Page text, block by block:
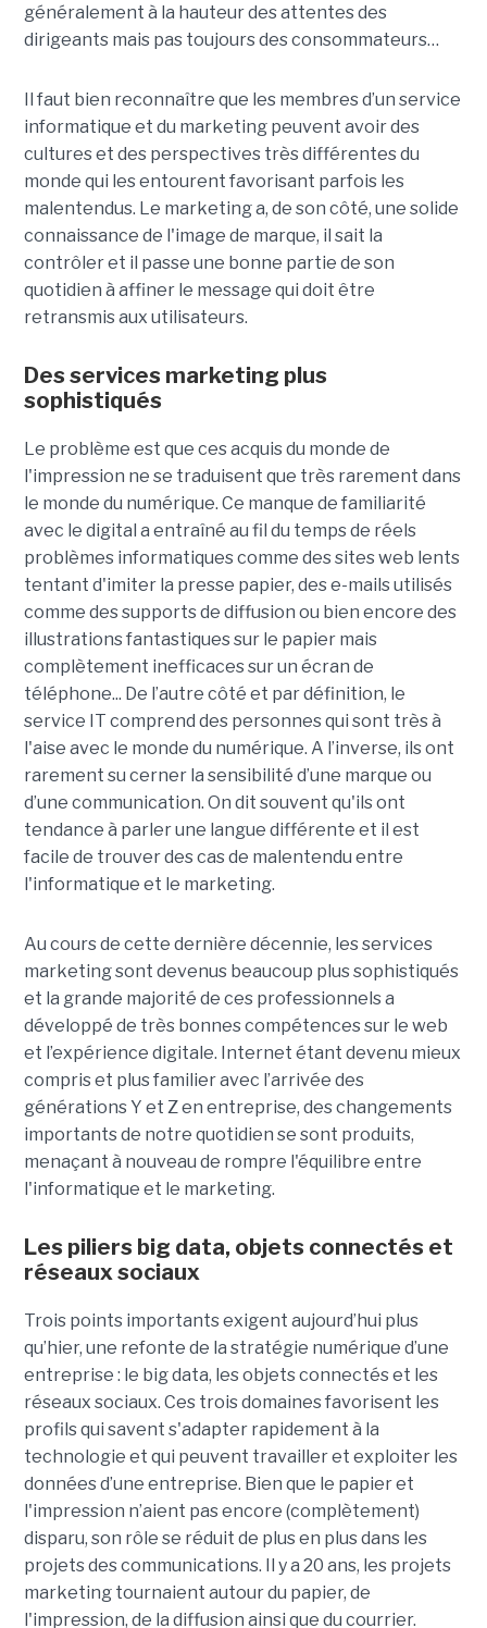
généralement à la hauteur des attentes des
dirigeants mais pas toujours des consommateurs…
Il faut bien reconnaître que les membres d’un service
informatique et du marketing peuvent avoir des
cultures et des perspectives très différentes du
monde qui les entourent favorisant parfois les
malentendus. Le marketing a, de son côté, une solide
connaissance de l'image de marque, il sait la
contrôler et il passe une bonne partie de son
quotidien à affiner le message qui doit être
retransmis aux utilisateurs.
Des services marketing plus
sophistiqués
Le problème est que ces acquis du monde de
l'impression ne se traduisent que très rarement dans
le monde du numérique. Ce manque de familiarité
avec le digital a entraîné au fil du temps de réels
problèmes informatiques comme des sites web lents
tentant d'imiter la presse papier, des e-mails utilisés
comme des supports de diffusion ou bien encore des
illustrations fantastiques sur le papier mais
complètement inefficaces sur un écran de
téléphone... De l’autre côté et par définition, le
service IT comprend des personnes qui sont très à
l'aise avec le monde du numérique. A l’inverse, ils ont
rarement su cerner la sensibilité d’une marque ou
d’une communication. On dit souvent qu'ils ont
tendance à parler une langue différente et il est
facile de trouver des cas de malentendu entre
l'informatique et le marketing.
Au cours de cette dernière décennie, les services
marketing sont devenus beaucoup plus sophistiqués
et la grande majorité de ces professionnels a
développé de très bonnes compétences sur le web
et l’expérience digitale. Internet étant devenu mieux
compris et plus familier avec l’arrivée des
générations Y et Z en entreprise, des changements
importants de notre quotidien se sont produits,
menaçant à nouveau de rompre l'équilibre entre
l'informatique et le marketing.
Les piliers big data, objets connectés et
réseaux sociaux
Trois points importants exigent aujourd’hui plus
qu’hier, une refonte de la stratégie numérique d’une
entreprise : le big data, les objets connectés et les
réseaux sociaux. Ces trois domaines favorisent les
profils qui savent s'adapter rapidement à la
technologie et qui peuvent travailler et exploiter les
données d’une entreprise. Bien que le papier et
l'impression n’aient pas encore (complètement)
disparu, son rôle se réduit de plus en plus dans les
projets des communications. Il y a 20 ans, les projets
marketing tournaient autour du papier, de
l'impression, de la diffusion ainsi que du courrier.